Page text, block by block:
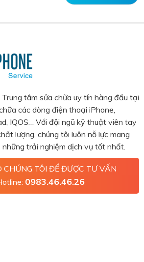
Trung tâm sửa chữa uy tín hàng đầu tại
các dòng điện thoại iPhone,
IQOS… Với đội ngũ kỹ thuật viên tay
lượng, chúng tôi luôn nỗ lực mang
trải nghiệm dịch vụ tốt nhất.
CHÚNG TÔI ĐỂ ĐƯỢC TƯ VẤN
0983.46.46.26